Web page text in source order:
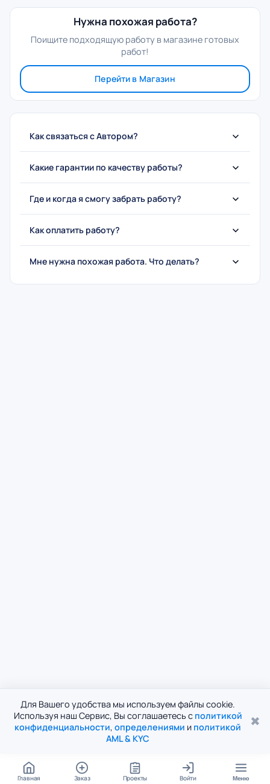
Для Вашего удобства мы используем файлы cookie.
Используя наш Сервис, Вы соглашаетесь с политикой
конфиденциальности, определениями и политикой
AML & KYC
✖
Главная Заказ Проекты Войти Меню
Нужна похожая работа?
Поищите подходящую работу в магазине готовых
работ!
Перейти в Магазин
Как связаться с Автором?
Какие гарантии по качеству работы?
Где и когда я смогу забрать работу?
Как оплатить работу?
Мне нужна похожая работа. Что делать?